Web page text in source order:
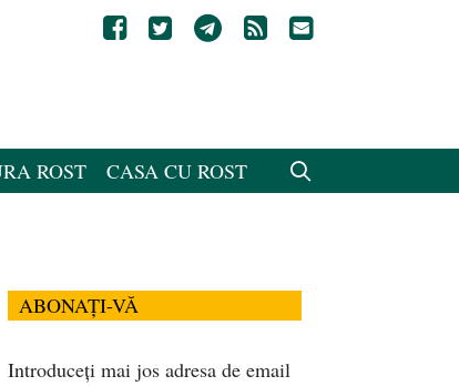
ROST CASA CU ROST
ABONAȚI-VĂ
Introduceți mai jos adresa de email